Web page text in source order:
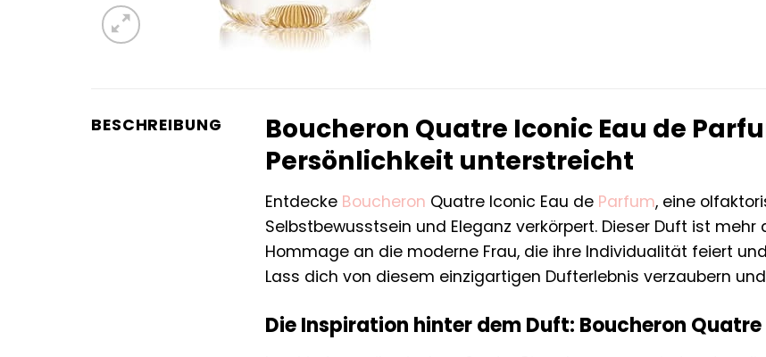
BESCHREIBUNG
Boucheron Quatre Iconic Eau de
Persönlichkeit unterstreicht
Entdecke Boucheron Quatre Iconic Eau de Parfum, eine
Selbstbewusstsein und Eleganz verkörpert. Dieser Duft ist
Hommage an die moderne Frau, die ihre Individualität feiert
Lass dich von diesem einzigartigen Dufterlebnis verzaubern
Die Inspiration hinter dem Duft: Boucheron Quatre